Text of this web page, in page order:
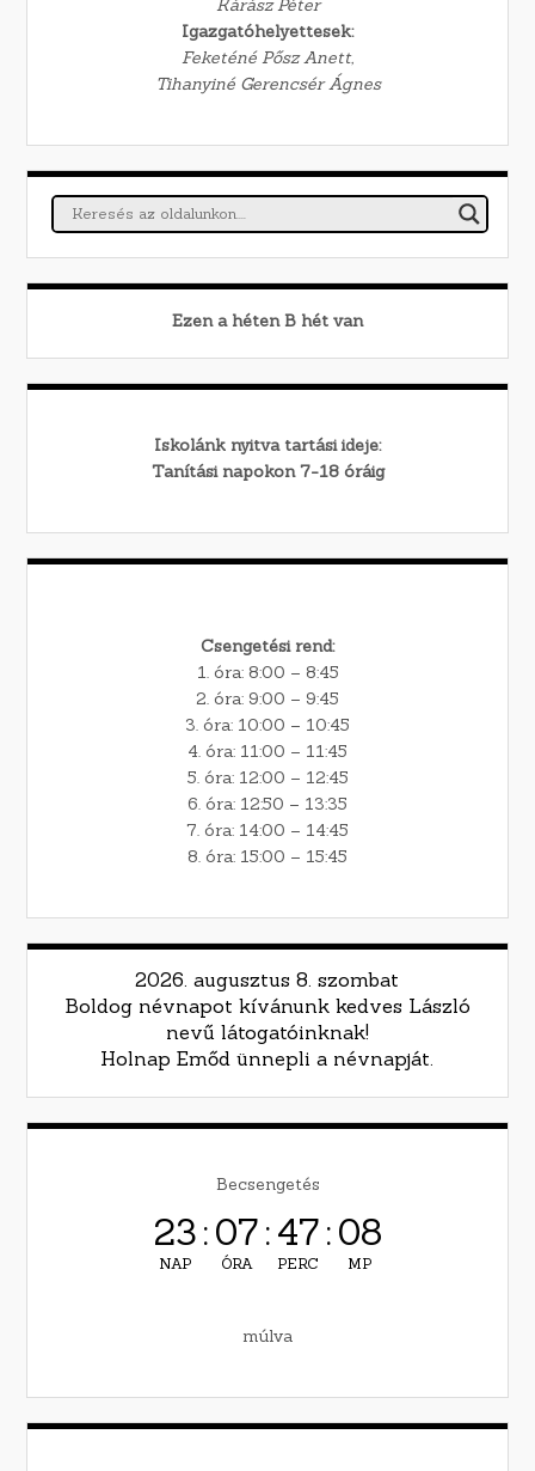
Igazgatóhelyettesek:
Feketéné Pősz Anett,
Tihanyiné Gerencsér Ágnes
Ezen a héten B hét van
Iskolánk nyitva tartási ideje:
Tanítási napokon 7-18 óráig
Csengetési rend:
1. óra: 8:00 – 8:45
2. óra: 9:00 – 9:45
3. óra: 10:00 – 10:45
4. óra: 11:00 – 11:45
5. óra: 12:00 – 12:45
6. óra: 12:50 – 13:35
7. óra: 14:00 – 14:45
8. óra: 15:00 – 15:45
2026. augusztus 8. szombat
Boldog névnapot kívánunk kedves László
nevű látogatóinknak!
Holnap Emőd ünnepli a névnapját.
Becsengetés
23
NAP
:07
ÓRA
:47
PERC
:07
MP
múlva